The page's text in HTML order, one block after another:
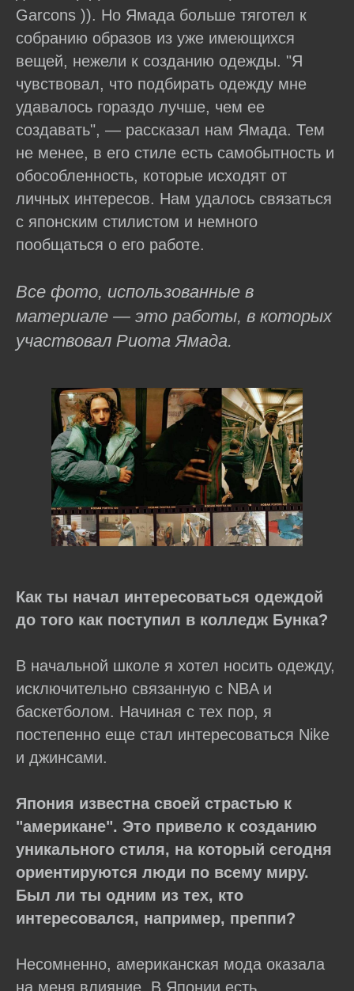
Garcons )). Но Ямада больше тяготел к
собранию образов из уже имеющихся
вещей, нежели к созданию одежды. "Я
чувствовал, что подбирать одежду мне
удавалось гораздо лучше, чем ее
создавать", — рассказал нам Ямада. Тем
не менее, в его стиле есть самобытность и
обособленность, которые исходят от
личных интересов. Нам удалось связаться
с японским стилистом и немного
пообщаться о его работе.
Все фото, использованные в
материале — это работы, в которых
участвовал Риота Ямада.
Как ты начал интересоваться одеждой
до того как поступил в колледж Бунка?
В начальной школе я хотел носить одежду,
исключительно связанную с NBA и
баскетболом. Начиная с тех пор, я
постепенно еще стал интересоваться Nike
и джинсами.
Япония известна своей страстью к
"американе". Это привело к созданию
уникального стиля, на который сегодня
ориентируются люди по всему миру.
Был ли ты одним из тех, кто
интересовался, например, преппи?
Несомненно, американская мода оказала
на меня влияние. В Японии есть